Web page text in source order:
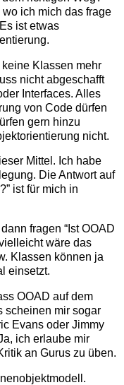
ich mich das frage
ist etwas
Klassen mehr
nicht abgeschafft
Interfaces. Alles
von Code dürfen
gern hinzu
nicht.
Mittel. Ich habe
Die Antwort auf
ist für mich in
fragen “Ist OOAD
wäre das
Klassen können ja
einsetzt.
OOAD auf dem
scheinen mir sogar
Evans oder Jimmy
ich erlaube mir
an Gurus zu üben.